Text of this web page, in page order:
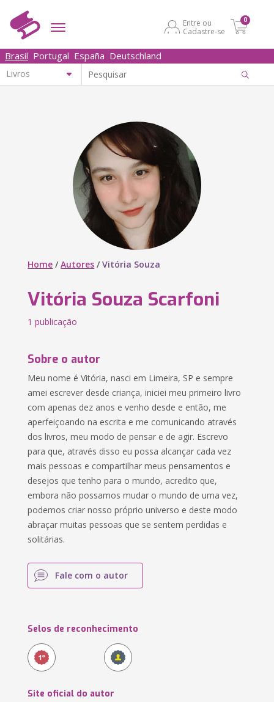
Entre ou
Cadastre-se
0
Brasil Portugal España Deutschland
Home /Autores /Vitória Souza
Vitória Souza Scarfoni
1 publicação
Sobre o autor
Meu nome é Vitória, nasci em Limeira, SP e sempre
amei escrever desde criança, iniciei meu primeiro livro
com apenas dez anos e venho desde e então, me
aperfeiçoando na escrita e me comunicando através
dos livros, meu modo de pensar e de agir. Escrevo
para que, através disso eu possa alcançar cada vez
mais pessoas e compartilhar meus pensamentos e
desejos que tenho para o mundo, acredito que,
embora não possamos mudar o mundo de uma vez,
podemos criar nosso próprio universo e deste modo
abraçar muitas pessoas que se sentem perdidas e
solitárias.
Fale com o autor
Selos de reconhecimento
Site oficial do autor